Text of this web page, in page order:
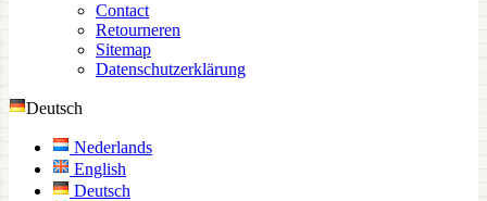
Contact
Retourneren
Sitemap
Datenschutzerklärung
Deutsch
Nederlands
English
Deutsch